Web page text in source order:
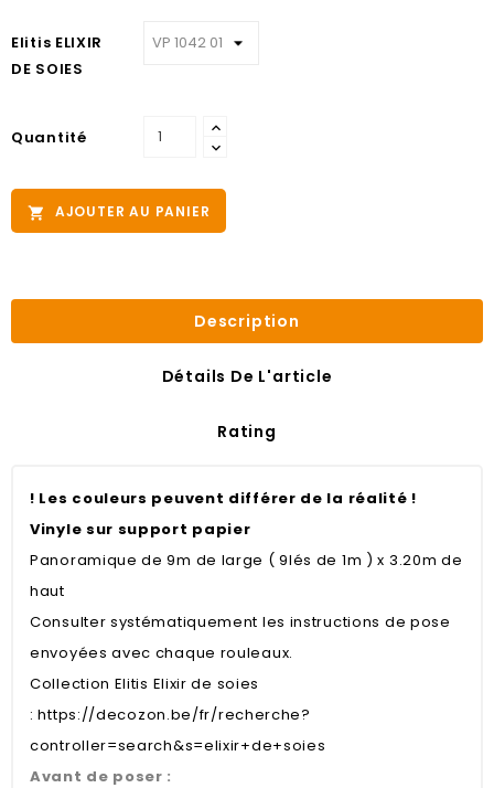
Elitis ELIXIR
DE SOIES
Quantité
 AJOUTER AU PANIER
Description
Détails De L'article
Rating
! Les couleurs peuvent différer de la réalité !
Vinyle sur support papier
Panoramique de 9m de large ( 9lés de 1m ) x 3.20m de
haut
Consulter systématiquement les instructions de pose
envoyées avec chaque rouleaux.
Collection Elitis Elixir de soies
:https://decozon.be/fr/recherche?
controller=search&s=elixir+de+soies
Avant de poser :